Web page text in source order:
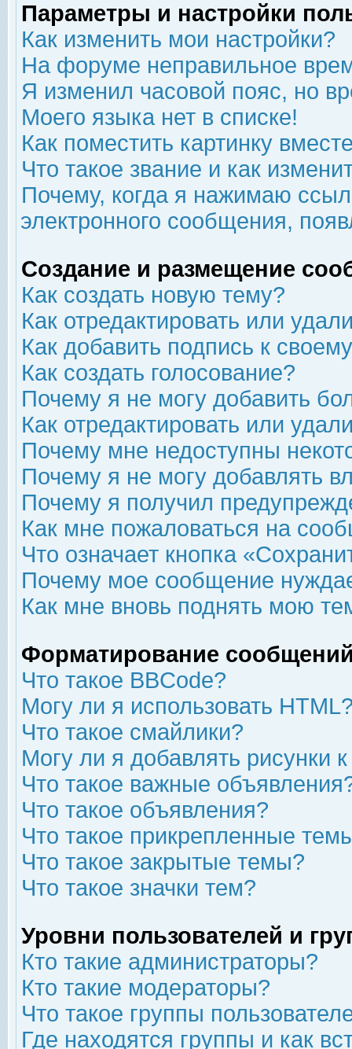
Параметры и настройки
Как изменить мои настройки?
На форуме неправильное
Я изменил часовой пояс, но
Моего языка нет в списке!
Как поместить картинку
Что такое звание и как
Почему, когда я нажимаю
электронного сообщения,
Создание и размещение
Как создать новую тему?
Как отредактировать или
Как добавить подпись к
Как создать голосование?
Почему я не могу добавить
Как отредактировать или
Почему мне недоступны
Почему я не могу добавлять
Почему я получил
Как мне пожаловаться на
Что означает кнопка
Почему мое сообщение
Как мне вновь поднять мою
Форматирование
Что такое BBCode?
Могу ли я использовать
Что такое смайлики?
Могу ли я добавлять рисунки
Что такое важные
Что такое объявления?
Что такое прикрепленные
Что такое закрытые темы?
Что такое значки тем?
Уровни пользователей и
Кто такие администраторы?
Кто такие модераторы?
Что такое группы
Где находятся группы и как